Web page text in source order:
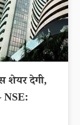
शेयर देगी,